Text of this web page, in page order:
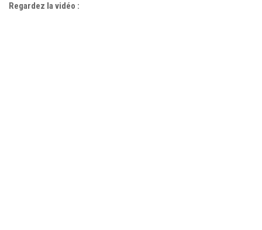
Regardez la vidéo :